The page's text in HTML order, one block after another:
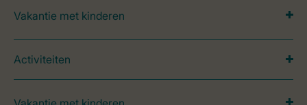
Vakantie met kinderen
Activiteiten